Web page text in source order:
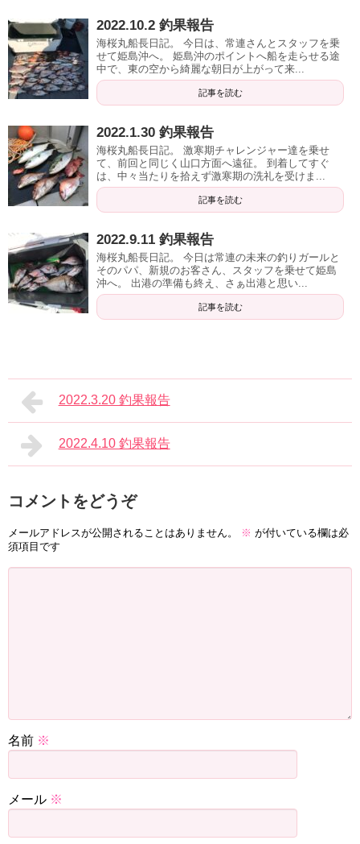
2022.10.2 釣果報告
海桜丸船長日記。 今日は、常連さんとスタッフを乗
せて姫島沖へ。 姫島沖のポイントへ船を走らせる途
中で、東の空から綺麗な朝日が上がって来...
記事を読む
2022.1.30 釣果報告
海桜丸船長日記。 激寒期チャレンジャー達を乗せ
て、前回と同じく山口方面へ遠征。 到着してすぐ
は、中々当たりを拾えず激寒期の洗礼を受けま...
記事を読む
2022.9.11 釣果報告
海桜丸船長日記。 今日は常連の未来の釣りガールと
そのパパ、新規のお客さん、スタッフを乗せて姫島
沖へ。 出港の準備も終え、さぁ出港と思い...
記事を読む
2022.3.20 釣果報告
2022.4.10 釣果報告
コメントをどうぞ
メールアドレスが公開されることはありません。 ※ が付いている欄は必
須項目です
名前 ※
メール ※